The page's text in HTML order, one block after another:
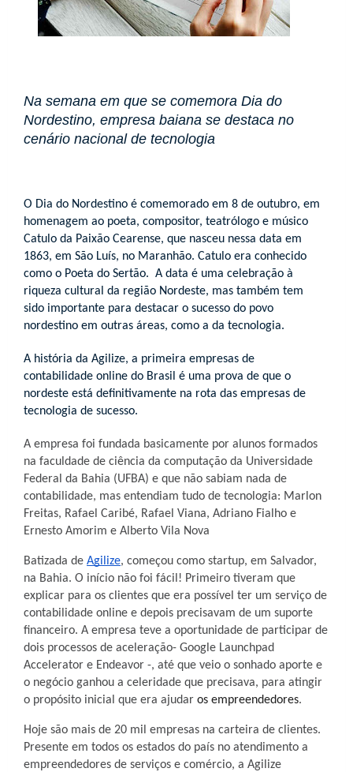
Na semana em que se comemora Dia do
Nordestino, empresa baiana se destaca no
cenário nacional de tecnologia
O Dia do Nordestino é comemorado em 8 de outubro, em
homenagem ao poeta, compositor, teatrólogo e músico
Catulo da Paixão Cearense, que nasceu nessa data em
1863, em São Luís, no Maranhão. Catulo era conhecido
como o Poeta do Sertão. A data é uma celebração à
riqueza cultural da região Nordeste, mas também tem
sido importante para destacar o sucesso do povo
nordestino em outras áreas, como a da tecnologia.
A história da Agilize, a primeira empresas de
contabilidade online do Brasil é uma prova de que o
nordeste está definitivamente na rota das empresas de
tecnologia de sucesso.
A empresa foi fundada basicamente por alunos formados
na faculdade de ciência da computação da Universidade
Federal da Bahia (UFBA) e que não sabiam nada de
contabilidade, mas entendiam tudo de tecnologia: Marlon
Freitas, Rafael Caribé, Rafael Viana, Adriano Fialho e
Ernesto Amorim e Alberto Vila Nova
Batizada de Agilize, começou como startup, em Salvador,
na Bahia. O início não foi fácil! Primeiro tiveram que
explicar para os clientes que era possível ter um serviço de
contabilidade online e depois precisavam de um suporte
financeiro. A empresa teve a oportunidade de participar de
dois processos de aceleração- Google Launchpad
Accelerator e Endeavor -, até que veio o sonhado aporte e
o negócio ganhou a celeridade que precisava, para atingir
o propósito inicial que era ajudar os empreendedores.
Hoje são mais de 20 mil empresas na carteira de clientes.
Presente em todos os estados do país no atendimento a
empreendedores de serviços e comércio, a Agilize